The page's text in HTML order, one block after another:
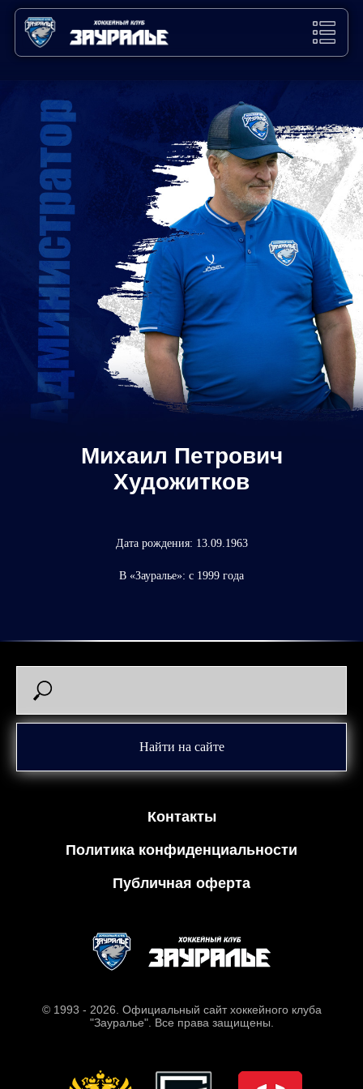
Михаил Петрович
Художитков
Дата рождения: 13.09.1963
В «Зауралье»: с 1999 года
Найти на сайте
Контакты
Политика конфиденциальности
Публичная оферта
© 1993 - 2026. Официальный сайт хоккейного клуба
"Зауралье". Все права защищены.